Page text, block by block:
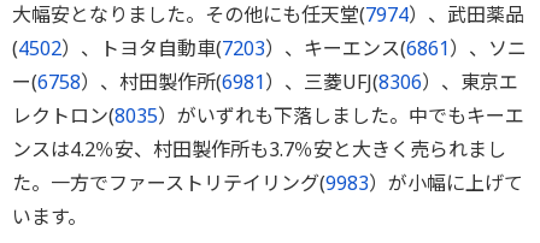
大幅安となりました。その他にも任天堂(7974）、武田薬品
(4502）、トヨタ自動車(7203）、キーエンス(6861）、ソニ
ー(6758）、村田製作所(6981）、三菱UFJ(8306）、東京エ
レクトロン(8035）がいずれも下落しました。中でもキーエ
ンスは4.2％安、村田製作所も3.7％安と大きく売られまし
た。一方でファーストリテイリング(9983）が小幅に上げて
います。